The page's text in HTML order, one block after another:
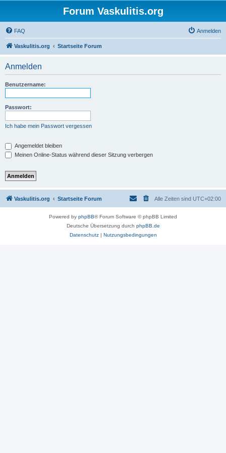
Forum Vaskulitis.org
FAQ Anmelden
Vaskulitis.org Startseite Forum
Anmelden
Benutzername:
Passwort:
Ich habe mein Passwort vergessen
Angemeldet bleiben
Meinen Online-Status während dieser Sitzung verbergen
Vaskulitis.org Startseite Forum Alle Zeiten sind UTC+02:00
Powered by phpBB® Forum Software © phpBB Limited
Deutsche Übersetzung durch phpBB.de
Datenschutz| Nutzungsbedingungen